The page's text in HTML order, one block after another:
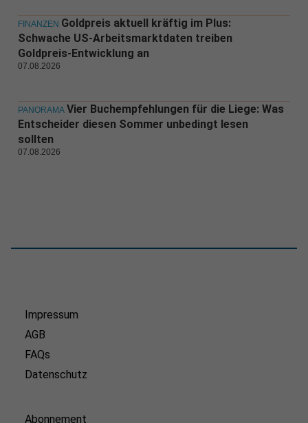
FINANZEN Goldpreis aktuell kräftig im Plus:
Schwache US-Arbeitsmarktdaten treiben
Goldpreis-Entwicklung an
07.08.2026
PANORAMA Vier Buchempfehlungen für die Liege: Was
Entscheider diesen Sommer unbedingt lesen
sollten
07.08.2026
Impressum
AGB
FAQs
Datenschutz
Abonnement